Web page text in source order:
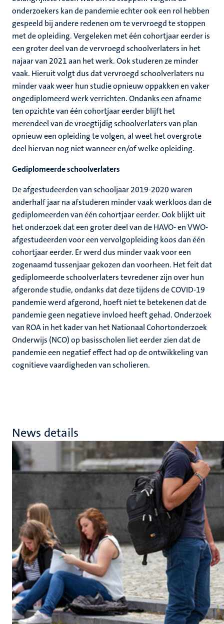
onderzoekers kan de pandemie echter ook een rol hebben
gespeeld bij andere redenen om te vervroegd te stoppen
met de opleiding. Vergeleken met één cohortjaar eerder is
een groter deel van de vervroegd schoolverlaters in het
najaar van 2021 aan het werk. Ook studeren ze minder
vaak. Hieruit volgt dus dat vervroegd schoolverlaters nu
minder vaak weer hun studie opnieuw oppakken en vaker
ongediplomeerd werk verrichten. Ondanks een afname
ten opzichte van één cohortjaar eerder blijft het
merendeel van de vroegtijdig schoolverlaters van plan
opnieuw een opleiding te volgen, al weet het overgrote
deel hiervan nog niet wanneer en/of welke opleiding.
Gediplomeerde schoolverlaters
De afgestudeerden van schooljaar 2019-2020 waren
anderhalf jaar na afstuderen minder vaak werkloos dan de
gediplomeerden van één cohortjaar eerder. Ook blijkt uit
het onderzoek dat een groter deel van de HAVO- en VWO-
afgestudeerden voor een vervolgopleiding koos dan één
cohortjaar eerder. Er werd dus minder vaak voor een
zogenaamd tussenjaar gekozen dan voorheen. Het feit dat
gediplomeerde schoolverlaters tevredener zijn over hun
afgeronde studie, ondanks dat deze tijdens de COVID-19
pandemie werd afgerond, hoeft niet te betekenen dat de
pandemie geen negatieve invloed heeft gehad. Onderzoek
van ROA in het kader van het Nationaal Cohortonderzoek
Onderwijs (NCO) op basisscholen liet eerder zien dat de
pandemie een negatief effect had op de ontwikkeling van
cognitieve vaardigheden van scholieren.
News details